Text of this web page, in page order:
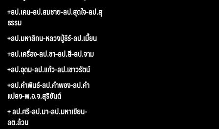
+ลป.เคน-ลป.สมชาย-ลป.สุดใจ-ลป.สุ
ธรรม
+ลป.มหาสีทน-หลวงปู่ธีร์-ลป.เมี้ยน
+ลป.เครื่อง-ลป.ชา-ลป.สี-ลป.จาม
+ลป.อุดม-ลป.แก้ว-ลป.เชาวรัตน์
+ลป.คำพันธ์-ลป.คำพอง-ลป.คำ
แปลง-พ.อ.จ.สุริยันต์
+ ลป.ศรี-ลป.มา-ลป.มหาเขียน-
ลต.ล้วน